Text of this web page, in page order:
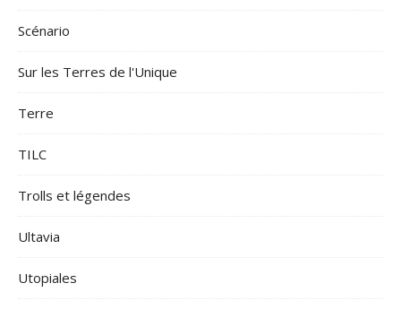
Scénario
Sur les Terres de l'Unique
Terre
TILC
Trolls et légendes
Ultavia
Utopiales